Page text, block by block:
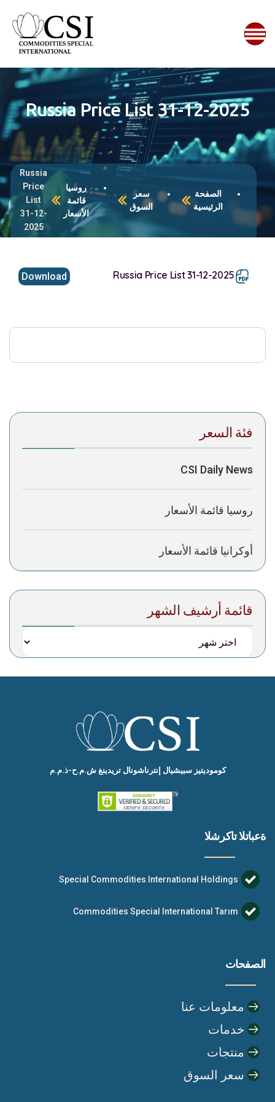
Russia Price List 31-12-2025
الصفحة
الرئيسية
سعر
السوق
روسيا
قائمة
الأسعار
Russia
Price
List
31-12-
2025
Russia Price List 31-12-2025
Download
فئة السعر
CSI Daily News
روسيا قائمة الأسعار
أوكرانيا قائمة الأسعار
قائمة أرشيف الشهر
کومودیتیز سبیشیال إنترناشونال تریدینغ ش.م.ح-ذ.م.م
ةعباتلا تاكرشلا
Special Commodities International Holdings
Commodities Special International Tarım
الصفحات
معلومات عنا
خدمات
منتجات
سعر السوق